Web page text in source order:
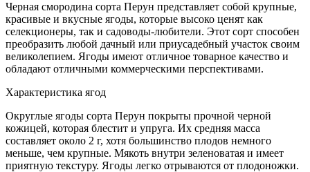
Черная смородина сорта Перун представляет собой крупные,
красивые и вкусные ягоды, которые высоко ценят как
селекционеры, так и садоводы-любители. Этот сорт способен
преобразить любой дачный или приусадебный участок своим
великолепием. Ягоды имеют отличное товарное качество и
обладают отличными коммерческими перспективами.
Характеристика ягод
Округлые ягоды сорта Перун покрыты прочной черной
кожицей, которая блестит и упруга. Их средняя масса
составляет около 2 г, хотя большинство плодов немного
меньше, чем крупные. Мякоть внутри зеленоватая и имеет
приятную текстуру. Ягоды легко отрываются от плодоножки.